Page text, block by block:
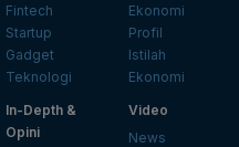
Fintech
Startup
Gadget
Teknologi
Ekonomi
Profil
Istilah
Ekonomi
In-Depth &
Opini
Video
News